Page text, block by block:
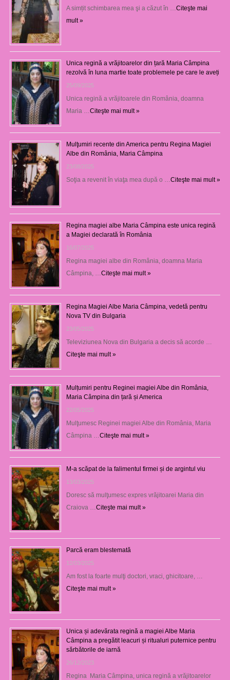
A simțit schimbarea mea şi a căzut în … Citeşte mai
mult »
Unica regină a vrăjitoarelor din țară Maria Câmpina
rezolvă în luna martie toate problemele pe care le aveți
25/09/2025
Unica regină a vrăjitoarele din România, doamna
Maria … Citeşte mai mult »
Mulţumiri recente din America pentru Regina Magiei
Albe din România, Maria Câmpina
23/08/2025
Soţia a revenit în viaţa mea după o … Citeşte mai mult »
Regina magiei albe Maria Câmpina este unica regină
a Magiei declarată în România
16/07/2025
Regina magiei albe din România, doamna Maria
Câmpina, … Citeşte mai mult »
Regina Magiei Albe Maria Câmpina, vedetă pentru
Nova TV din Bulgaria
23/05/2025
Televiziunea Nova din Bulgaria a decis să acorde …
Citeşte mai mult »
Mulțumiri pentru Reginei magiei Albe din România,
Maria Câmpina din țară și America
22/05/2025
Mulţumesc Reginei magiei Albe din România, Maria
Câmpina … Citeşte mai mult »
M-a scăpat de la falimentul firmei și de argintul viu
13/03/2025
Doresc să mulţumesc expres vrăjitoarei Maria din
Craiova … Citeşte mai mult »
Parcă eram blestemată
12/03/2025
Am fost la foarte mulţi doctori, vraci, ghicitoare, …
Citeşte mai mult »
Unica și adevărata regină a magiei Albe Maria
Câmpina a pregătit leacuri și ritualuri puternice pentru
sărbătorile de iarnă
26/12/2023
Regina Maria Câmpina, unica regină a vrăjitoarelor